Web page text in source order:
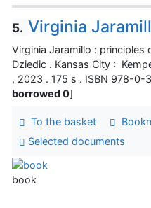
5. Virginia
Virginia Jaramillo : principles
Dziedic . Kansas City :
, 2023 . 175 s . ISBN 978-
borrowed 0]
To the basket
Selected documents
book